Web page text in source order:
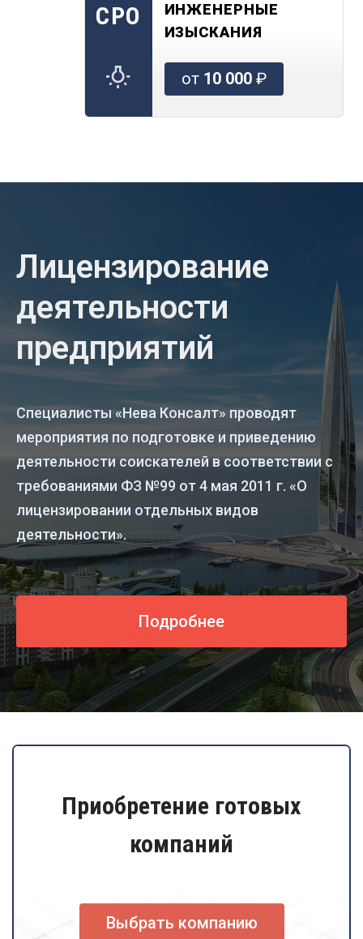
СРО
ИНЖЕНЕРНЫЕ
ИЗЫСКАНИЯ
от 10 000₽
Лицензирование
деятельности
предприятий
Специалисты «Нева Консалт» проводят
мероприятия по подготовке и приведению
деятельности соискателей в соответствии с
требованиями ФЗ №99 от 4 мая 2011 г. «О
лицензировании отдельных видов
деятельности».
Подробнее
Приобретение готовых
компаний
Выбрать компанию